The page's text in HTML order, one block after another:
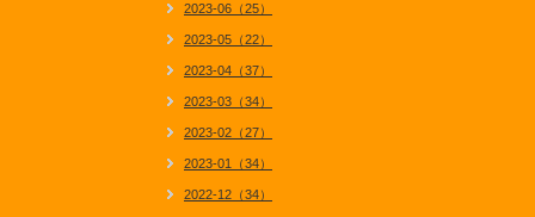
2023-06（25）
2023-05（22）
2023-04（37）
2023-03（34）
2023-02（27）
2023-01（34）
2022-12（34）